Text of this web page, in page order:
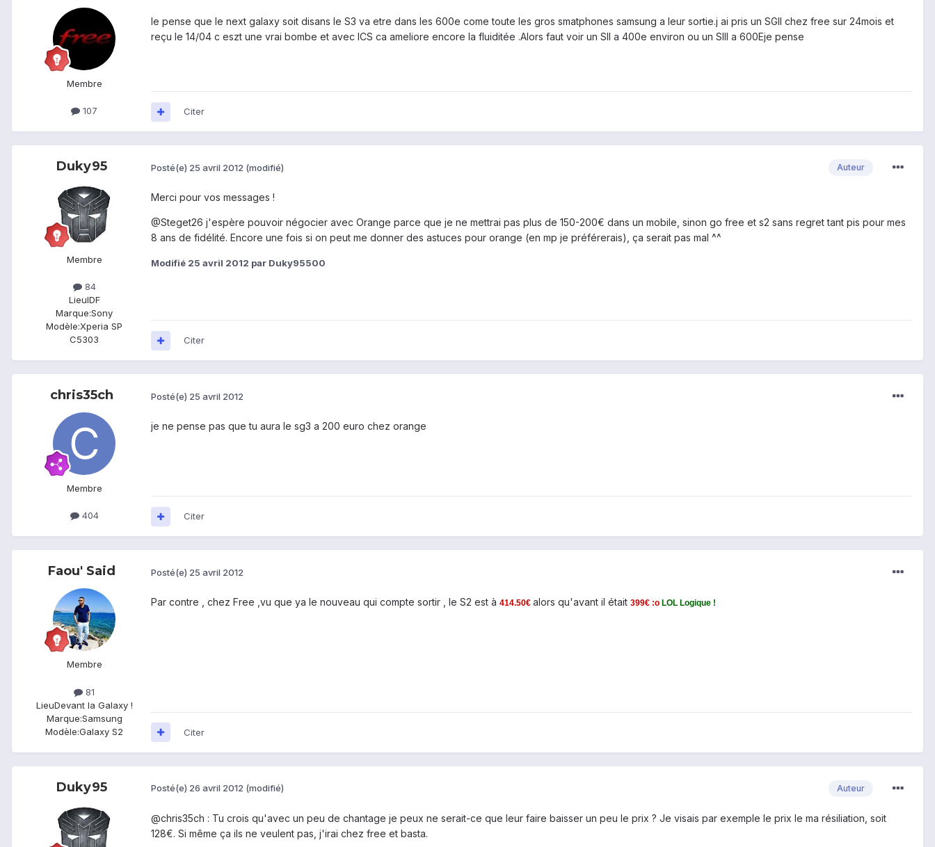
Membre
107
le pense que le next galaxy soit disans le S3 va etre dans les 600e come toute les gros smatphones samsung a leur sortie.j ai pris un SGII chez free sur 24mois et
reçu le 14/04 c eszt une vrai bombe et avec ICS ca ameliore encore la fluiditée .Alors faut voir un SII a 400e environ ou un SIII a 600Eje pense
Citer
Duky95
Membre
84
LieuIDF
Marque:Sony
Modèle:Xperia SP
C5303
Auteur
Posté(e) 25 avril 2012 (modifié)
Merci pour vos messages !
@Steget26 j'espère pouvoir négocier avec Orange parce que je ne mettrai pas plus de 150-200€ dans un mobile, sinon go free et s2 sans regret tant pis pour mes
8 ans de fidélité. Encore une fois si on peut me donner des astuces pour orange (en mp je préférerais), ça serait pas mal ^^
Modifié 25 avril 2012 par Duky95500
Citer
chris35ch
Membre
404
Posté(e) 25 avril 2012
je ne pense pas que tu aura le sg3 a 200 euro chez orange
Citer
Faou' Said
Membre
81
LieuDevant la Galaxy !
Marque:Samsung
Modèle:Galaxy S2
Posté(e) 25 avril 2012
Par contre , chez Free ,vu que ya le nouveau qui compte sortir , le S2 est à 414.50€ alors qu'avant il était 399€ :o LOL Logique !
Citer
Duky95 Auteur
Posté(e) 26 avril 2012 (modifié)
@chris35ch : Tu crois qu'avec un peu de chantage je peux ne serait-ce que leur faire baisser un peu le prix ? Je visais par exemple le prix le ma résiliation, soit
128€. Si même ça ils ne veulent pas, j'irai chez free et basta.